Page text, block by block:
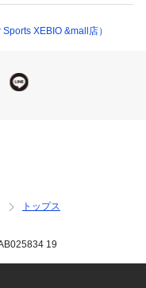
認ください。
。
イン・仕様について、
かじめご了承くださ
スポーツゼビオ ゼビオ
XEBIO &mall店）
トップス
19